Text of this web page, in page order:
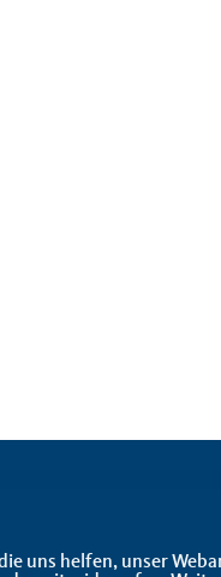
uns helfen, unser